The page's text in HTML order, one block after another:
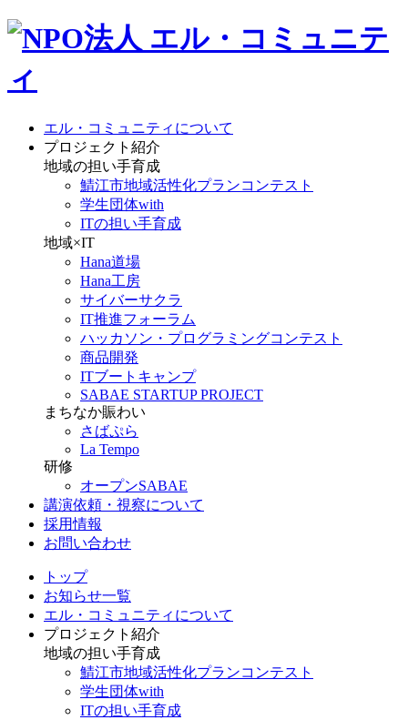
エル・コミュニティについて
プロジェクト紹介
地域の担い手育成
鯖江市地域活性化プランコンテスト
学生団体with
ITの担い手育成
地域×IT
Hana道場
Hana工房
サイバーサクラ
IT推進フォーラム
ハッカソン・プログラミングコンテスト
商品開発
ITブートキャンプ
SABAE STARTUP PROJECT
まちなか賑わい
さばぷら
La Tempo
研修
オープンSABAE
講演依頼・視察について
採用情報
お問い合わせ
トップ
お知らせ一覧
エル・コミュニティについて
プロジェクト紹介
地域の担い手育成
鯖江市地域活性化プランコンテスト
学生団体with
ITの担い手育成